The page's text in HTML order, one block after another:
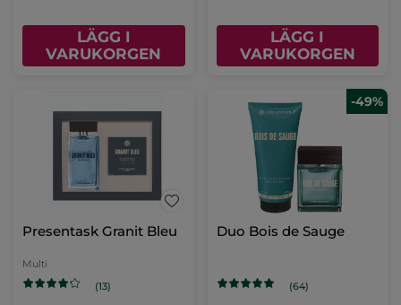
LÄGG I
VARUKORGEN
LÄGG I
VARUKORGEN
Presentask Granit Bleu
Multi
(13)
-49%
Duo Bois de Sauge
(64)